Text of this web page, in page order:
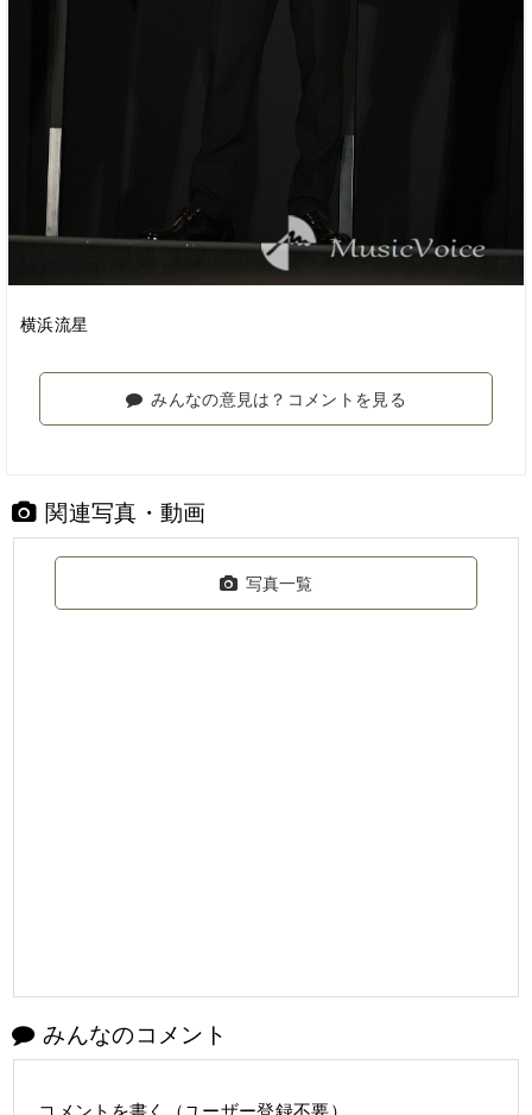
横浜流星
みんなの意見は？コメントを見る
関連写真・動画
写真一覧
みんなのコメント